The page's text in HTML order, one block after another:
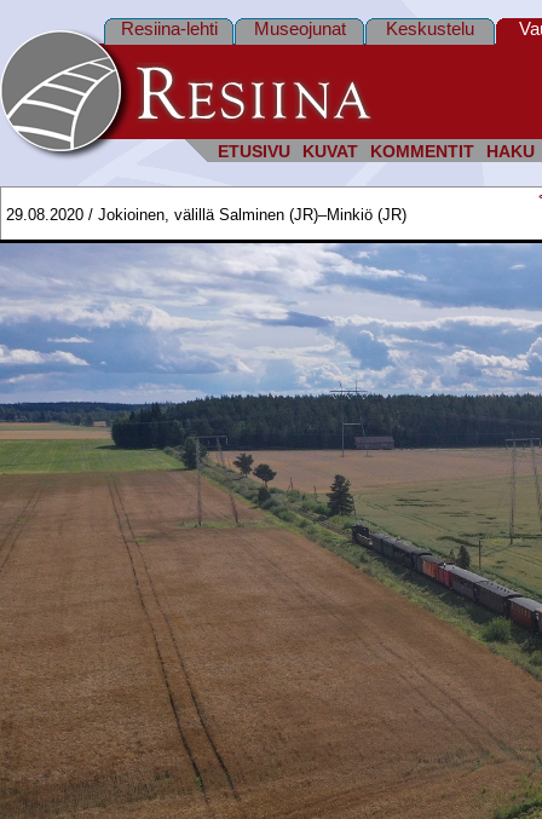
ETUSIVU KUVAT KOMMENTIT HAKU
Resiina-lehti Museojunat Keskustelu
29.08.2020 / Jokioinen, välillä Salminen (JR)–Minkiö (JR)